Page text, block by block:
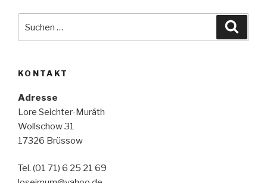
KONTAKT
Adresse
Lore Seichter-Muráth
Wollschow 31
17326 Brüssow
Tel. (01 71) 6 25 21 69